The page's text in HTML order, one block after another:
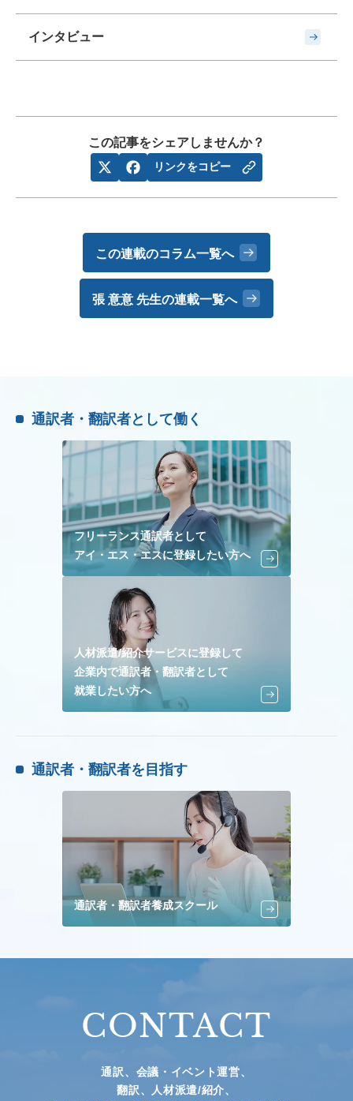
インタビュー
この記事をシェアしませんか？
リンクをコピー
この連載のコラム一覧へ
張 意意 先生の連載一覧へ
通訳者・翻訳者として働く
フリーランス通訳者として
アイ・エス・エスに登録したい方へ
人材派遣/紹介サービスに登録して
企業内で通訳者・翻訳者として
就業したい方へ
通訳者・翻訳者を目指す
通訳者・翻訳者養成スクール
CONTACT
通訳、会議・イベント運営、
翻訳、人材派遣/紹介、